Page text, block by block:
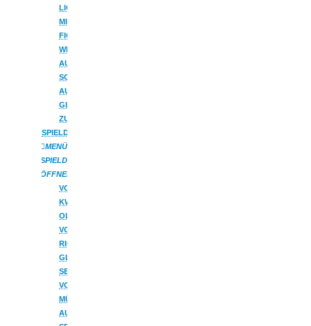
LICHTERBOGEN
MIT
FIGUREN
WETTERFESTE
AUSSENBÖGEN
SCHWIBBOGEN
AUS
GLAS
ZUBEHÖR
SPIELDOSEN
MENÜ
SPIELDOSEN
ÖFFNEN
VON
KWO
OLBERNHAU
VON
RICHARD
GLÄSSER
SEIFFEN
VON
MÜLLER
AUS